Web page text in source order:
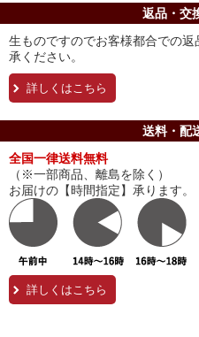
返品・交
生ものですのでお客様都合での
承ください。
詳しくはこちら
送料・配
全国一律送料無料
（※一部商品、離島を除く）
お届けの【時間指定】承ります。
詳しくはこちら